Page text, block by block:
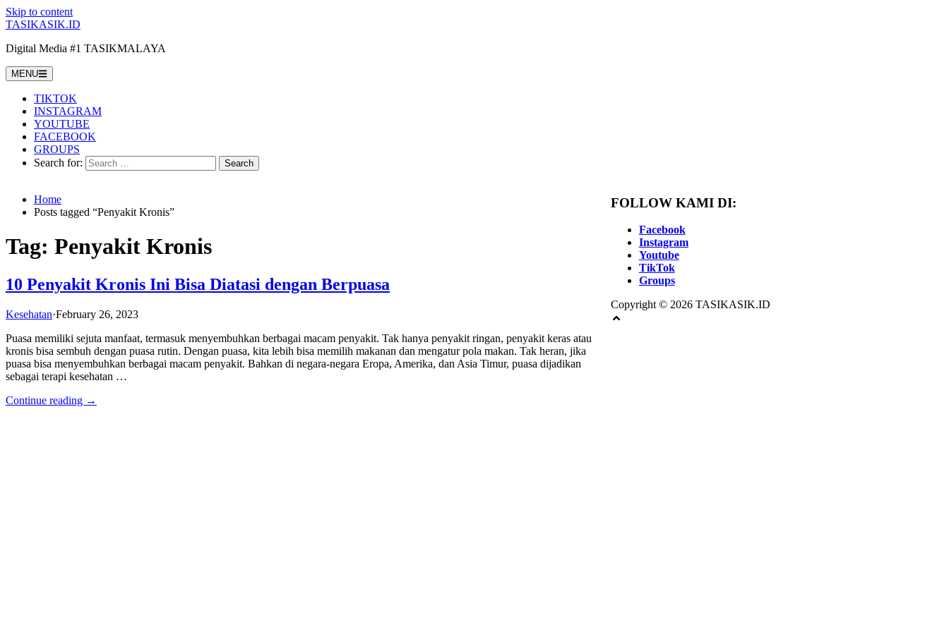
Skip to content
TASIKASIK.ID
Digital Media #1 TASIKMALAYA
MENU
TIKTOK
INSTAGRAM
YOUTUBE
FACEBOOK
GROUPS
Search for:
Home
Posts tagged “Penyakit Kronis”
Tag: Penyakit Kronis
10 Penyakit Kronis Ini Bisa Diatasi dengan Berpuasa
Kesehatan·February 26, 2023
Puasa memiliki sejuta manfaat, termasuk menyembuhkan berbagai macam penyakit. Tak hanya penyakit ringan, penyakit keras atau
kronis bisa sembuh dengan puasa rutin. Dengan puasa, kita lebih bisa memilih makanan dan mengatur pola makan. Tak heran, jika
puasa bisa menyembuhkan berbagai macam penyakit. Bahkan di negara-negara Eropa, Amerika, dan Asia Timur, puasa dijadikan
sebagai terapi kesehatan …
Continue reading →
FOLLOW KAMI DI:
Facebook
Instagram
Youtube
TikTok
Groups
Copyright © 2026 TASIKASIK.ID